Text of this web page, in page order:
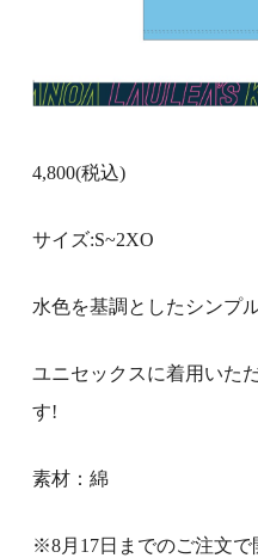
4,800(税込)
サイズ:S~2XO
水色を基調としたシンプ
ユニセックスに着用いた
す!
素材：綿
※8月17日までのご注文